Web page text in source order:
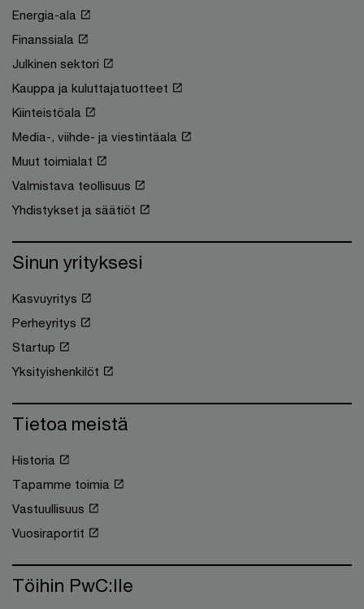
Energia-ala
Finanssiala
Julkinen sektori
Kauppa ja kuluttajatuotteet
Kiinteistöala
Media-, viihde- ja viestintäala
Muut toimialat
Valmistava teollisuus
Yhdistykset ja säätiöt
Sinun yrityksesi
Kasvuyritys
Perheyritys
Startup
Yksityishenkilöt
Tietoa meistä
Historia
Tapamme toimia
Vastuullisuus
Vuosiraportit
Töihin PwC:lle